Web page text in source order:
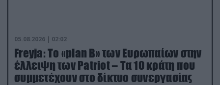
05.08.2026 | 02:02
Freyja: Το «plan Β» των Ευρωπαίων στην
έλλειψη των Patriot – Τα 10 κράτη που
συμμετέχουν στο δίκτυο συνεργασίας